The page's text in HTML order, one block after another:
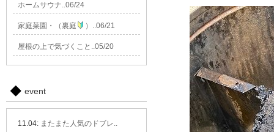
ホームサウナ..06/24
家庭菜園・（裏庭 ）..06/21
屋根の上で気づくこと..05/20
event
11.04: またまた人気のドブレ..